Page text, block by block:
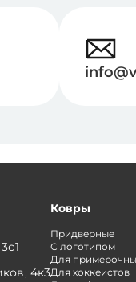
4к3
Ковры
Придверные
С логотипом
Для
Для хоккеистов